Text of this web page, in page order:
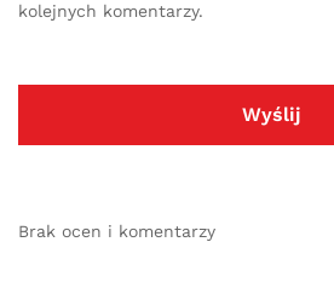
kolejnych komentarzy.
Brak ocen i komentarzy